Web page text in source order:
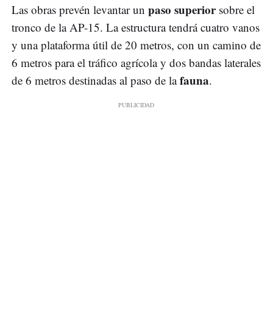
Las obras prevén levantar un paso superiorsobre el
tronco de la AP-15. La estructura tendrá cuatro vanos
y una plataforma útil de 20 metros, con un camino de
6 metros para el tráfico agrícola y dos bandas laterales
de 6 metros destinadas al paso de lafauna.